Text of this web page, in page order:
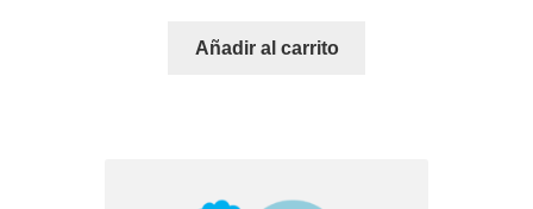
Añadir al carrito